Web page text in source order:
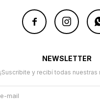
 
NEWSLETTER
¡Suscribite y recibí todas